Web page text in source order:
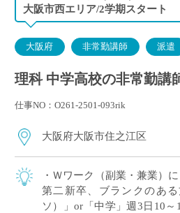
大阪市西エリア/2学期スタート
大阪府 非常勤講師 派遣
理科 中学高校の非常勤講
仕事NO：O261-2501-093rik
大阪府大阪市住之江区
・Ｗワーク（副業・兼業）
第二新卒、ブランクのあ
ソ）」or「中学」週3日10